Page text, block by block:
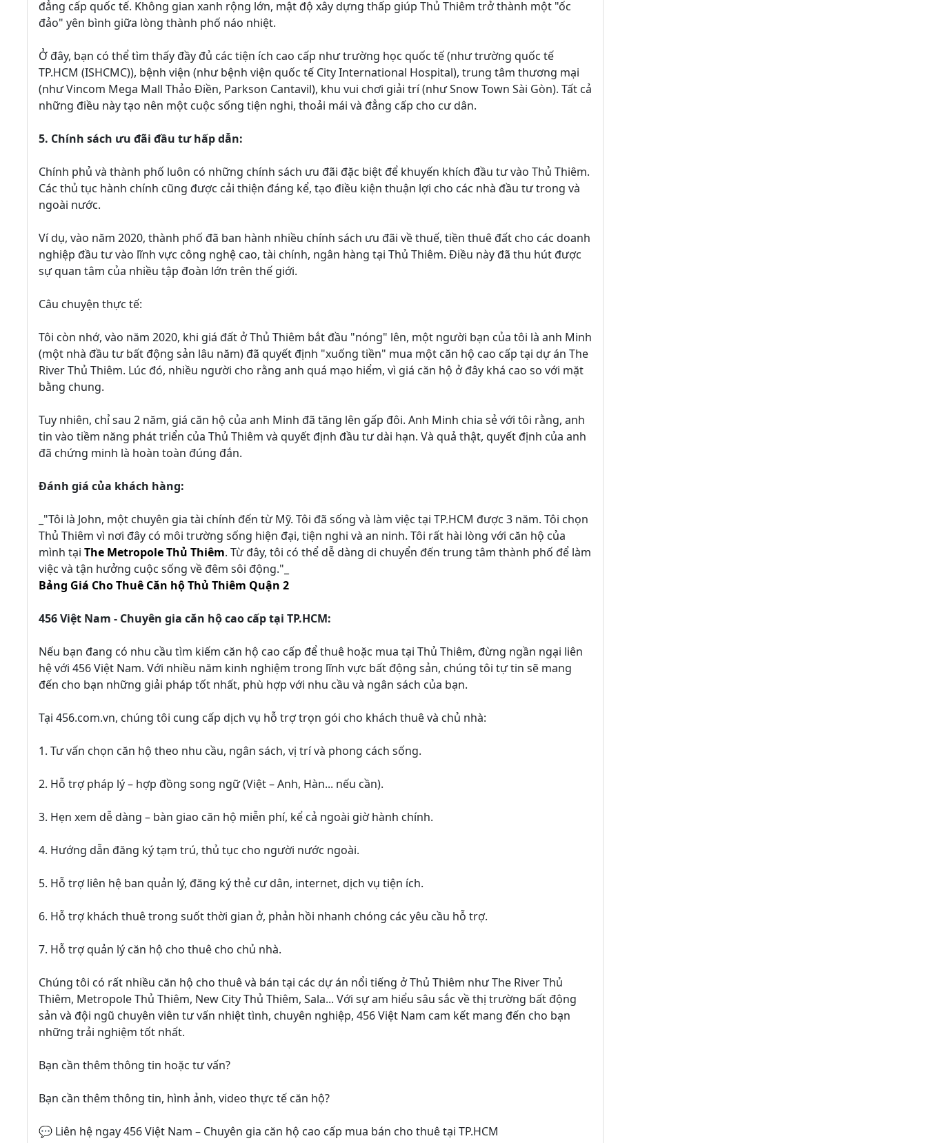
đẳng cấp quốc tế. Không gian xanh rộng lớn, mật độ xây dựng thấp giúp Thủ Thiêm trở thành một "ốc
đảo" yên bình giữa lòng thành phố náo nhiệt.
Ở đây, bạn có thể tìm thấy đầy đủ các tiện ích cao cấp như trường học quốc tế (như trường quốc tế
TP.HCM (ISHCMC)), bệnh viện (như bệnh viện quốc tế City International Hospital), trung tâm thương mại
(như Vincom Mega Mall Thảo Điền, Parkson Cantavil), khu vui chơi giải trí (như Snow Town Sài Gòn). Tất cả
những điều này tạo nên một cuộc sống tiện nghi, thoải mái và đẳng cấp cho cư dân.
5. Chính sách ưu đãi đầu tư hấp dẫn:
Chính phủ và thành phố luôn có những chính sách ưu đãi đặc biệt để khuyến khích đầu tư vào Thủ Thiêm.
Các thủ tục hành chính cũng được cải thiện đáng kể, tạo điều kiện thuận lợi cho các nhà đầu tư trong và
ngoài nước.
Ví dụ, vào năm 2020, thành phố đã ban hành nhiều chính sách ưu đãi về thuế, tiền thuê đất cho các doanh
nghiệp đầu tư vào lĩnh vực công nghệ cao, tài chính, ngân hàng tại Thủ Thiêm. Điều này đã thu hút được
sự quan tâm của nhiều tập đoàn lớn trên thế giới.
Câu chuyện thực tế:
Tôi còn nhớ, vào năm 2020, khi giá đất ở Thủ Thiêm bắt đầu "nóng" lên, một người bạn của tôi là anh Minh
(một nhà đầu tư bất động sản lâu năm) đã quyết định "xuống tiền" mua một căn hộ cao cấp tại dự án The
River Thủ Thiêm. Lúc đó, nhiều người cho rằng anh quá mạo hiểm, vì giá căn hộ ở đây khá cao so với mặt
bằng chung.
Tuy nhiên, chỉ sau 2 năm, giá căn hộ của anh Minh đã tăng lên gấp đôi. Anh Minh chia sẻ với tôi rằng, anh
tin vào tiềm năng phát triển của Thủ Thiêm và quyết định đầu tư dài hạn. Và quả thật, quyết định của anh
đã chứng minh là hoàn toàn đúng đắn.
Đánh giá của khách hàng:
_"Tôi là John, một chuyên gia tài chính đến từ Mỹ. Tôi đã sống và làm việc tại TP.HCM được 3 năm. Tôi chọn
Thủ Thiêm vì nơi đây có môi trường sống hiện đại, tiện nghi và an ninh. Tôi rất hài lòng với căn hộ của
mình tại The Metropole Thủ Thiêm. Từ đây, tôi có thể dễ dàng di chuyển đến trung tâm thành phố để làm
việc và tận hưởng cuộc sống về đêm sôi động."_
Bảng Giá Cho Thuê Căn hộ Thủ Thiêm Quận 2
456 Việt Nam - Chuyên gia căn hộ cao cấp tại TP.HCM:
Nếu bạn đang có nhu cầu tìm kiếm căn hộ cao cấp để thuê hoặc mua tại Thủ Thiêm, đừng ngần ngại liên
hệ với 456 Việt Nam. Với nhiều năm kinh nghiệm trong lĩnh vực bất động sản, chúng tôi tự tin sẽ mang
đến cho bạn những giải pháp tốt nhất, phù hợp với nhu cầu và ngân sách của bạn.
Tại 456.com.vn, chúng tôi cung cấp dịch vụ hỗ trợ trọn gói cho khách thuê và chủ nhà:
1. Tư vấn chọn căn hộ theo nhu cầu, ngân sách, vị trí và phong cách sống.
2. Hỗ trợ pháp lý – hợp đồng song ngữ (Việt – Anh, Hàn... nếu cần).
3. Hẹn xem dễ dàng – bàn giao căn hộ miễn phí, kể cả ngoài giờ hành chính.
4. Hướng dẫn đăng ký tạm trú, thủ tục cho người nước ngoài.
5. Hỗ trợ liên hệ ban quản lý, đăng ký thẻ cư dân, internet, dịch vụ tiện ích.
6. Hỗ trợ khách thuê trong suốt thời gian ở, phản hồi nhanh chóng các yêu cầu hỗ trợ.
7. Hỗ trợ quản lý căn hộ cho thuê cho chủ nhà.
Chúng tôi có rất nhiều căn hộ cho thuê và bán tại các dự án nổi tiếng ở Thủ Thiêm như The River Thủ
Thiêm, Metropole Thủ Thiêm, New City Thủ Thiêm, Sala... Với sự am hiểu sâu sắc về thị trường bất động
sản và đội ngũ chuyên viên tư vấn nhiệt tình, chuyên nghiệp, 456 Việt Nam cam kết mang đến cho bạn
những trải nghiệm tốt nhất.
Bạn cần thêm thông tin hoặc tư vấn?
Bạn cần thêm thông tin, hình ảnh, video thực tế căn hộ?
💬 Liên hệ ngay 456 Việt Nam – Chuyên gia căn hộ cao cấp mua bán cho thuê tại TP.HCM